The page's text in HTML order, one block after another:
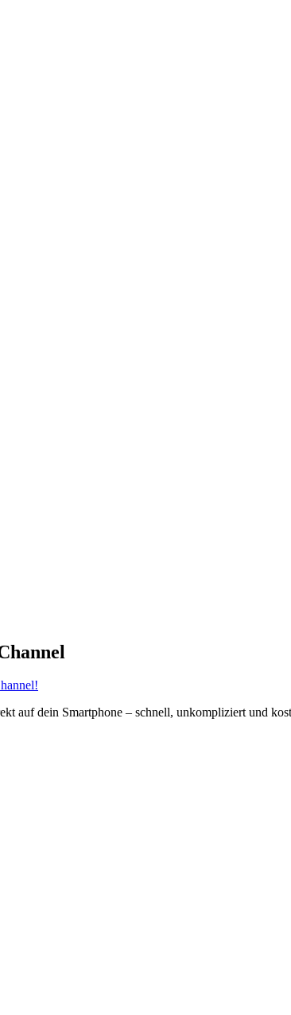
auf dein Smartphone – schnell, unkompliziert und